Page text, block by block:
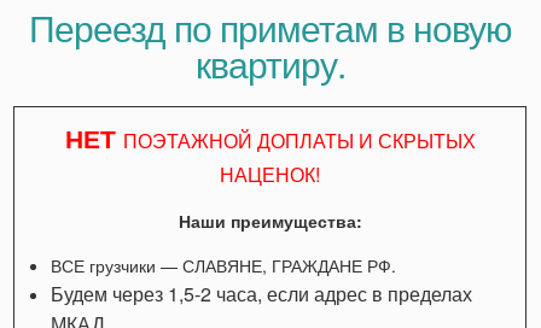
Переезд по приметам в новую
квартиру.
НЕТ ПОЭТАЖНОЙ ДОПЛАТЫ И СКРЫТЫХ
НАЦЕНОК!
Наши преимущества:
ВСЕ грузчики — СЛАВЯНЕ, ГРАЖДАНЕ РФ.
Будем через 1,5-2 часа, если адрес в пределах
МКАД.